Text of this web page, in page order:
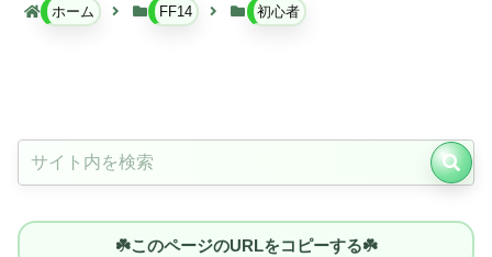
ホーム FF14 初心者
☘️このページのURLをコピーする☘️